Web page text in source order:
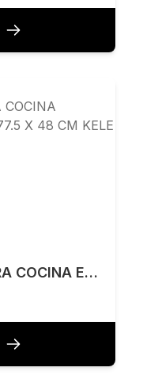
TARJA CON FALDON PARA COCINA EMPOTRAR Y SUBMONTAR 77.5 X 48 CM KELE MODELO KHS2918A